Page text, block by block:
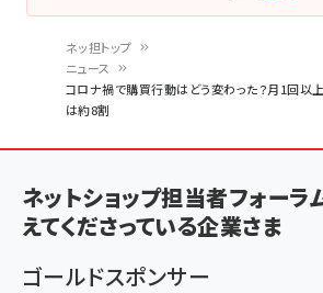
く
ず
ネッ担トップ
ニュース
コロナ禍で購買行動はどう変わった？月1回以
は約8割
ネットショップ担当者フォーラ
えてくださっている企業さま
ゴールドスポンサー